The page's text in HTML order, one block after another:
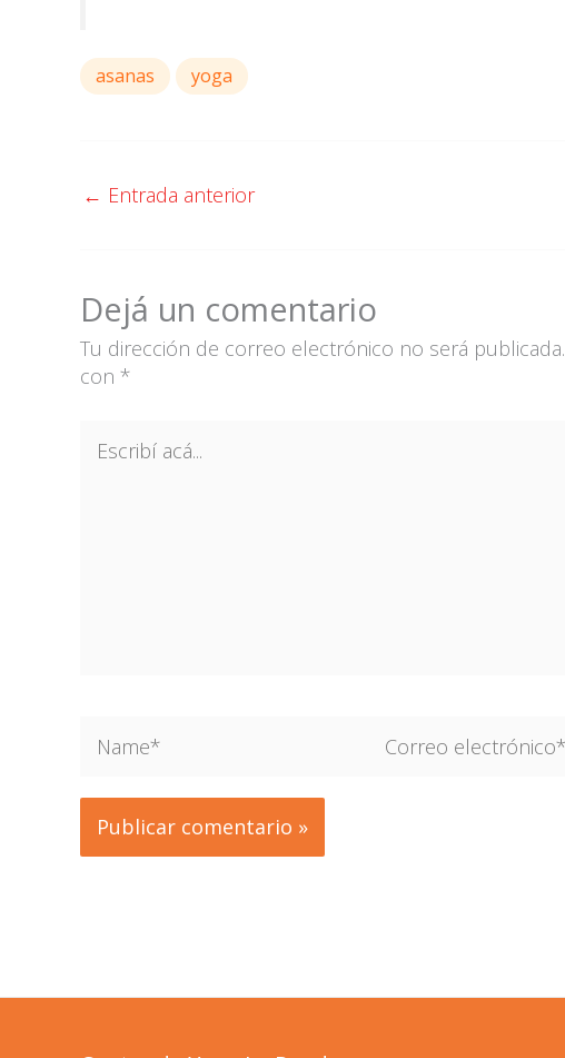
asanas yoga
← Entrada anterior
Dejá un comentario
Tu dirección de correo electrónico no será publicada.
con *
acá...
electrónico*